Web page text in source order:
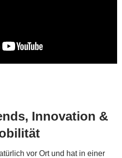
Innovation &
vor Ort und hat in einer